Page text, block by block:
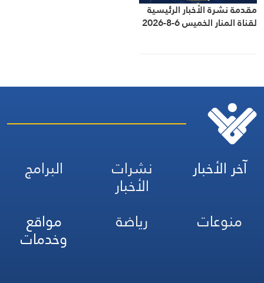
مقدمة نشرة الأخبار الرئيسية
لقناة المنار الخميس 6-8-2026
آخر الأخبار نشرات
الأخبار
البرامج
منوعات
رياضة مواقع
وخدمات